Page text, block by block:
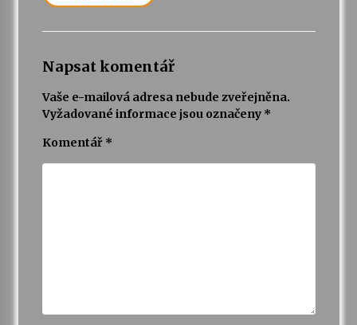
Napsat komentář
Vaše e-mailová adresa nebude zveřejněna.
Vyžadované informace jsou označeny *
Komentář *